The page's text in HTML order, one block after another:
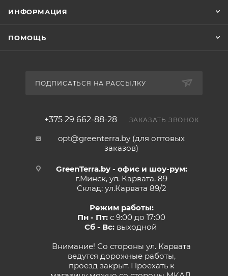
ИНФОРМАЦИЯ
ПОМОЩЬ
ПОДПИСАТЬСЯ НА РАССЫЛКУ
+375 29 662-88-28 ЗАКАЗАТЬ ЗВОНОК
opt@greenterra.by (для оптовых
заказов)
GreenTerra.by - офис и шоу-рум:
г.Минск, ул. Карвата, 89
Склад: ул.Карвата 89/2
Режим работы:
Пн - Пт: с 9:00 до 17:00
Сб - Вс:выходной
Внимание! Со стороны ул. Карвата
ведутся дорожные работы,
проезд закрыт. Проехать к